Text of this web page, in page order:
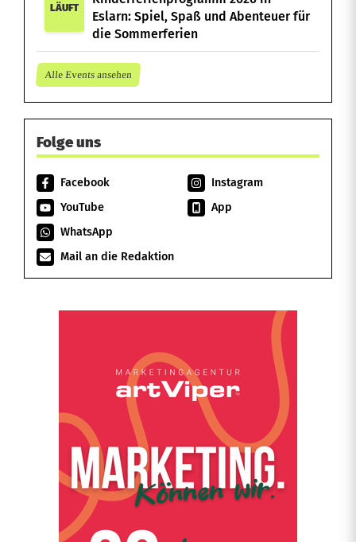
LÄUFT
Eslarn: Spiel, Spaß und Abenteuer für
die Sommerferien
Alle Events ansehen
Folge uns
Facebook
Instagram
YouTube
App
WhatsApp
Mail an die Redaktion